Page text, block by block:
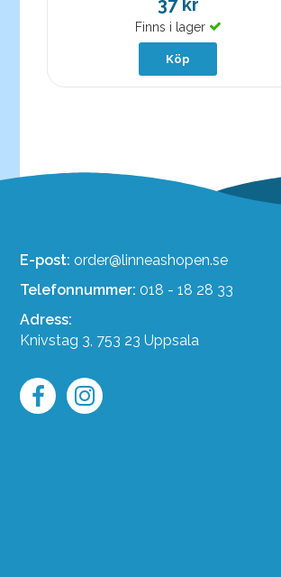
Finns i lager
Köp
E-post: order@linneashopen.se
Telefonnummer: 018 - 18 28 33
Adress:
Knivstag 3, 753 23 Uppsala